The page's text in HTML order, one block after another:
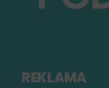
REKLAMA